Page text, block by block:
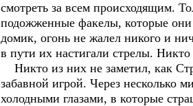
смотреть за всем происходящим.
подожженные факелы, которые
домик, огонь не жалел никого и
в пути их настигали стрелы.
Никто из них не заметил, как
забавной игрой. Через несколько
холодными глазами, в которые